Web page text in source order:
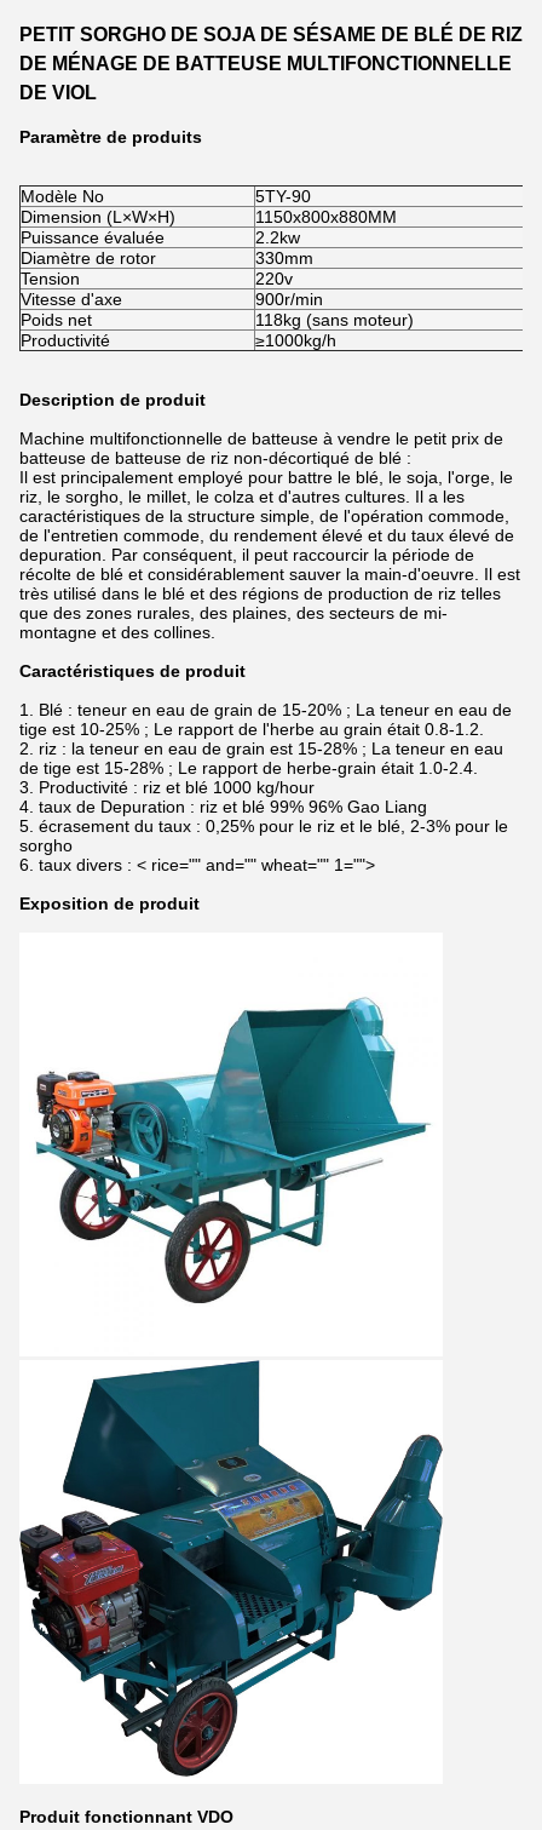
PETIT SORGHO DE SOJA DE SÉSAME DE BLÉ DE RIZ
DE MÉNAGE DE BATTEUSE MULTIFONCTIONNELLE
DE VIOL
Paramètre de produits
Modèle No
5TY-90
Dimension (L×W×H)
1150x800x880MM
Puissance évaluée
2.2kw
Diamètre de rotor
330mm
Tension
220v
Vitesse d'axe
900r/min
Poids net
118kg (sans moteur)
Productivité
≥1000kg/h
Description de produit
Machine multifonctionnelle de batteuse à vendre le petit prix de
batteuse de batteuse de riz non-décortiqué de blé :
Il est principalement employé pour battre le blé, le soja, l'orge, le
riz, le sorgho, le millet, le colza et d'autres cultures. Il a les
caractéristiques de la structure simple, de l'opération commode,
de l'entretien commode, du rendement élevé et du taux élevé de
depuration. Par conséquent, il peut raccourcir la période de
récolte de blé et considérablement sauver la main-d'oeuvre. Il est
très utilisé dans le blé et des régions de production de riz telles
que des zones rurales, des plaines, des secteurs de mi-
montagne et des collines.
Caractéristiques de produit
1. Blé : teneur en eau de grain de 15-20% ; La teneur en eau de
tige est 10-25% ; Le rapport de l'herbe au grain était 0.8-1.2.
2. riz : la teneur en eau de grain est 15-28% ; La teneur en eau
de tige est 15-28% ; Le rapport de herbe-grain était 1.0-2.4.
3. Productivité : riz et blé 1000 kg/hour
4. taux de Depuration : riz et blé 99% 96% Gao Liang
5. écrasement du taux : 0,25% pour le riz et le blé, 2-3% pour le
sorgho
6. taux divers : < rice="" and="" wheat="" 1="">
Exposition de produit
Produit fonctionnant VDO